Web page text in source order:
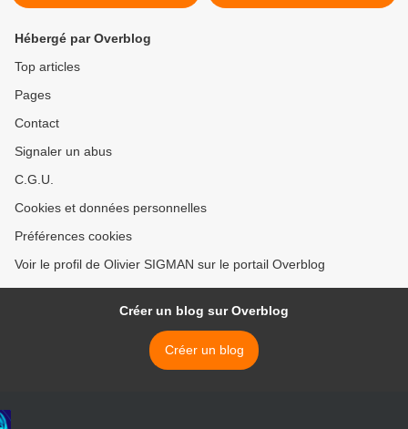
Hébergé par Overblog
Top articles
Pages
Contact
Signaler un abus
C.G.U.
Cookies et données personnelles
Préférences cookies
Voir le profil de Olivier SIGMAN sur le portail Overblog
Créer un blog sur Overblog
Créer un blog